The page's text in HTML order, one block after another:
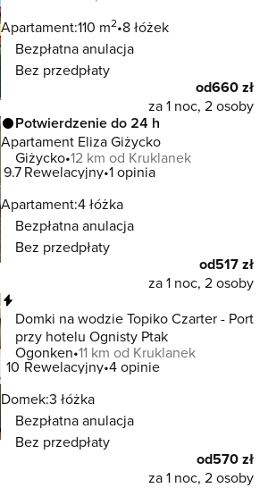
Apartament:110 m2 8 łóżek
Bezpłatna anulacja
Bez przedpłaty
od660 zł
za 1 noc, 2 osoby
Potwierdzenie do 24 h
Apartament Eliza Giżycko
Giżycko 12 km od Kruklanek
9.7Rewelacyjny 1 opinia
Apartament:4 łóżka
Bezpłatna anulacja
Bez przedpłaty
od517 zł
za 1 noc, 2 osoby
Domki na wodzie Topiko Czarter - Port
przy hotelu Ognisty Ptak
Ogonken 11 km od Kruklanek
10 Rewelacyjny 4 opinie
Domek:3 łóżka
Bezpłatna anulacja
Bez przedpłaty
od570 zł
za 1 noc, 2 osoby